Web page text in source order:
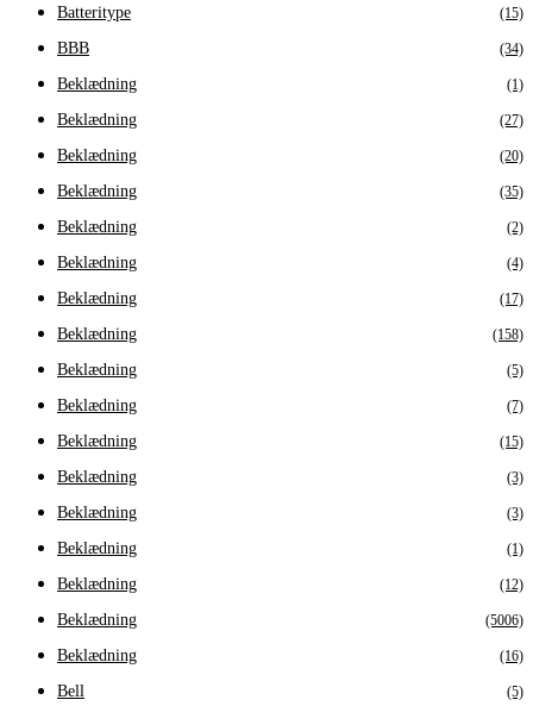
Batteritype (15)
BBB (34)
Beklædning (1)
Beklædning (27)
Beklædning (20)
Beklædning (35)
Beklædning (2)
Beklædning (4)
Beklædning (17)
Beklædning (158)
Beklædning (5)
Beklædning (7)
Beklædning (15)
Beklædning (3)
Beklædning (3)
Beklædning (1)
Beklædning (12)
Beklædning (5006)
Beklædning (16)
Bell (5)